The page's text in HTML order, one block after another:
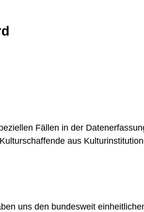
Fäl­len in der
aus
uns den bun­des­weit